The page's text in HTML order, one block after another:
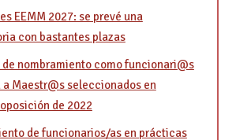
EEMM 2027: se prevé una
con bastantes plazas
de nombramiento como funcionari@s
a Maestr@s seleccionados en
de 2022
de funcionarios/as en prácticas